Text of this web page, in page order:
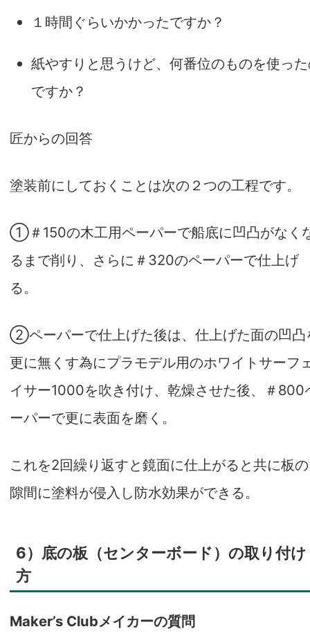
１時間ぐらいかかったですか？
紙やすりと思うけど、何番位のものを使っ
ですか？
匠からの回答
塗装前にしておくことは次の２つの工程です。
①＃150の木工用ペーパーで船底に凹凸がなく
るまで削り、さらに ＃320のペーパーで仕上げ
る。
②ペーパーで仕上げた後は、仕上げた面の凹凸
更に無くす為にプラモデル用のホワイトサーフ
イサー1000を吹き付け、乾燥させた後、
＃800
ーパーで更に表面を磨く。
これを2回繰り返すと鏡面に仕上がると共に板の
隙間に塗料が侵入し防水効果ができる。
6）底の板（センターボード）の取り付け
方
Maker’s Clubメイカーの質問